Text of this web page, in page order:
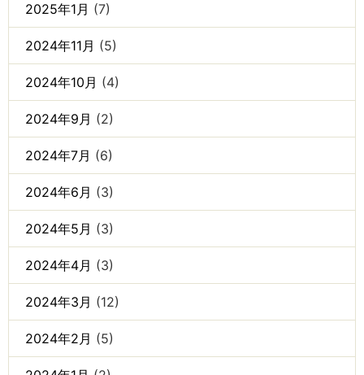
2025年1月 (7)
2024年11月 (5)
2024年10月 (4)
2024年9月 (2)
2024年7月 (6)
2024年6月 (3)
2024年5月 (3)
2024年4月 (3)
2024年3月 (12)
2024年2月 (5)